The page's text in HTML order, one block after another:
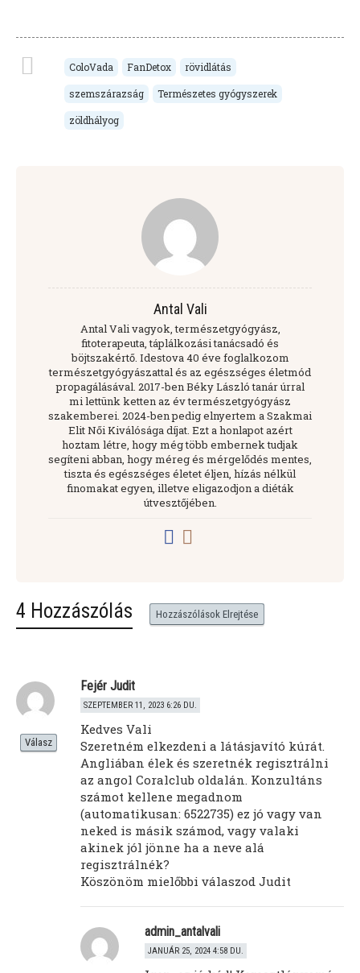
ColoVada FanDetox rövidlátás
szemszárazság Természetes gyógyszerek
zöldhályog
Antal Vali
Antal Vali vagyok, természetgyógyász,
fitoterapeuta, táplálkozási tanácsadó és
böjtszakértő. Idestova 40 éve foglalkozom
természetgyógyászattal és az egészséges életmód
propagálásával. 2017-ben Béky László tanár úrral
mi lettünk ketten az év természetgyógyász
szakemberei. 2024-ben pedig elnyertem a Szakmai
Elit Női Kiválósága díjat. Ezt a honlapot azért
hoztam létre, hogy még több embernek tudjak
segíteni abban, hogy méreg és mérgelődés mentes,
tiszta és egészséges életet éljen, hízás nélkül
finomakat egyen, illetve eligazodjon a diéták
útvesztőjében.
4 Hozzászólás Hozzászólások Elrejtése
Fejér Judit
SZEPTEMBER 11, 2023 6:26 DU.
Kedves Vali
Szeretném elkezdeni a látásjavító kúrát.
Angliában élek és szeretnék regisztrálni
az angol Coralclub oldalán. Konzultáns
számot kellene megadnom
(automatikusan: 6522735) ez jó vagy van
neked is másik számod, vagy valaki
akinek jól jönne ha a neve alá
regisztrálnék?
Köszönöm mielőbbi válaszod Judit
Válasz
admin_antalvali
JANUÁR 25, 2024 4:58 DU.